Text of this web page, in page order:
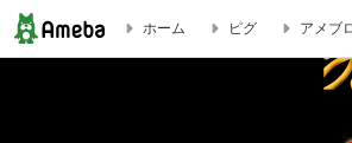
ホーム ピグ アメブ